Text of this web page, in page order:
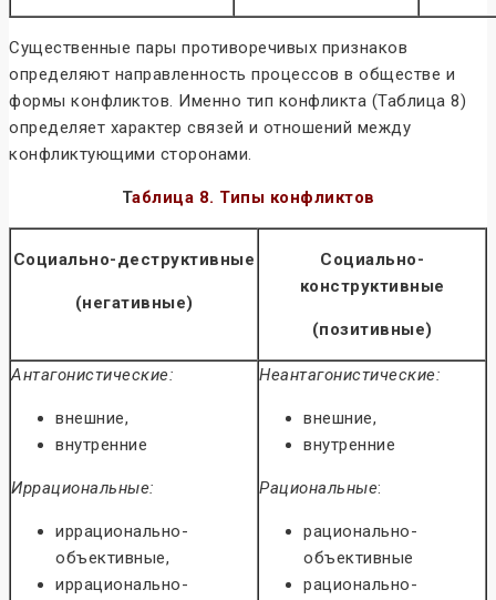
Существенные пары противоречивых признаков
определяют направленность процессов в обществе и
формы конфликтов. Именно тип конфликта (Таблица 8)
определяет характер связей и отношений между
конфликтующими сторонами.
Таблица 8. Типы конфликтов
Социально-деструктивные
(негативные)
Социально-
конструктивные
(позитивные)
Антагонистические:
внешние,
внутренние
Иррациональные:
иррационально-
объективные,
иррационально-
Неантагонистические:
внешние,
внутренние
Рациональные:
рационально-
объективные
рационально-